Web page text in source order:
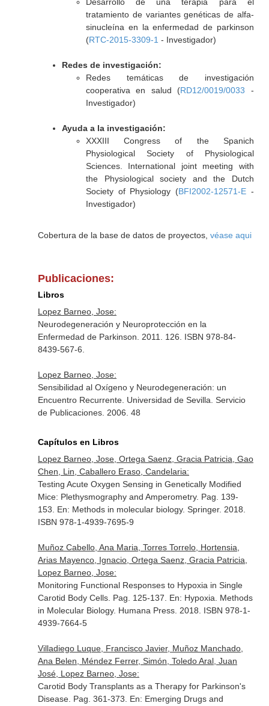
tratamiento de variantes genéticas de alfa-
sinucleína en la enfermedad de parkinson
(RTC-2015-3309-1 - Investigador)
Redes de investigación:
Redes temáticas de investigación
cooperativa en salud (RD12/0019/0033 -
Investigador)
Ayuda a la investigación:
XXXIII Congress of the Spanich
Physiological Society of Physiological
Sciences. International joint meeting with
the Physiological society and the Dutch
Society of Physiology (BFI2002-12571-E -
Investigador)
Cobertura de la base de datos de proyectos, véase aqui
Publicaciones:
Libros
Lopez Barneo, Jose:
Neurodegeneración y Neuroprotección en la
Enfermedad de Parkinson. 2011. 126. ISBN 978-84-
8439-567-6.
Lopez Barneo, Jose:
Sensibilidad al Oxígeno y Neurodegeneración: un
Encuentro Recurrente. Universidad de Sevilla. Servicio
de Publicaciones. 2006. 48
Capítulos en Libros
Lopez Barneo, Jose, Ortega Saenz, Gracia Patricia, Gao
Chen, Lin, Caballero Eraso, Candelaria:
Testing Acute Oxygen Sensing in Genetically Modified
Mice: Plethysmography and Amperometry. Pag. 139-
153. En: Methods in molecular biology. Springer. 2018.
ISBN 978-1-4939-7695-9
Muñoz Cabello, Ana Maria, Torres Torrelo, Hortensia,
Arias Mayenco, Ignacio, Ortega Saenz, Gracia Patricia,
Lopez Barneo, Jose:
Monitoring Functional Responses to Hypoxia in Single
Carotid Body Cells. Pag. 125-137. En: Hypoxia. Methods
in Molecular Biology. Humana Press. 2018. ISBN 978-1-
4939-7664-5
Villadiego Luque, Francisco Javier, Muñoz Manchado,
Ana Belen, Méndez Ferrer, Simón, Toledo Aral, Juan
José, Lopez Barneo, Jose:
Carotid Body Transplants as a Therapy for Parkinson's
Disease. Pag. 361-373. En: Emerging Drugs and